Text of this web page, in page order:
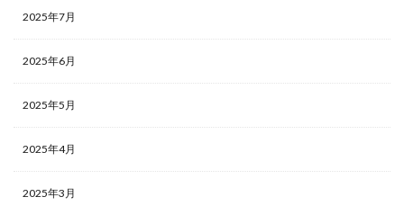
2025年7月
2025年6月
2025年5月
2025年4月
2025年3月